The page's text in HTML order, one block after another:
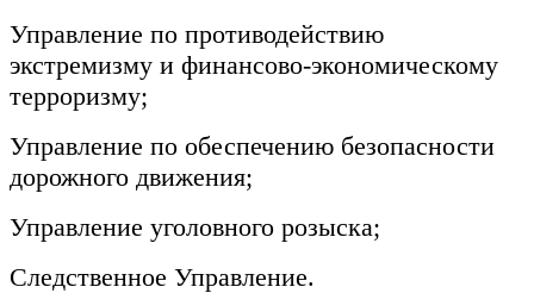
Управление по противодействию
экстремизму и финансово-экономическому
терроризму;
Управление по обеспечению безопасности
дорожного движения;
Управление уголовного розыска;
Следственное Управление.